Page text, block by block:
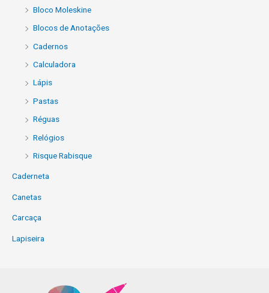
Bloco Moleskine
Blocos de Anotações
Cadernos
Calculadora
Lápis
Pastas
Réguas
Relógios
Risque Rabisque
Caderneta
Canetas
Carcaça
Lapiseira